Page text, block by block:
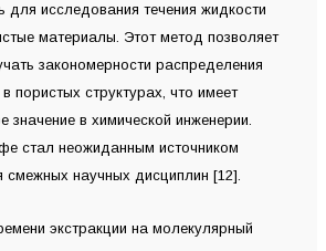
для исследования течения жидкости
материалы. Этот метод позволяет
закономерности распределения
пористых структурах, что имеет
значение в химической инженерии.
стал неожиданным источником
смежных научных дисциплин [12].
экстракции на молекулярный